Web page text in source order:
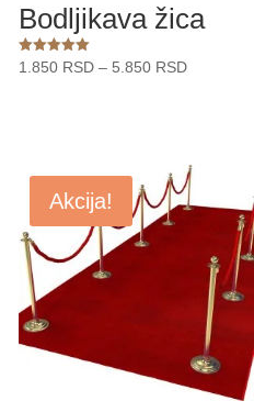
Bodljikava žica
Ocenjeno
sa
1.850 RSD – 5.850 RSDRaspon
do
5.850
Akcija!